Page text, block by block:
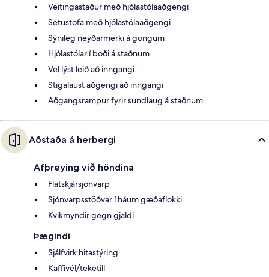
Veitingastaður með hjólastólaaðgengi
Setustofa með hjólastólaaðgengi
Sýnileg neyðarmerki á göngum
Hjólastólar í boði á staðnum
Vel lýst leið að inngangi
Stigalaust aðgengi að inngangi
Aðgangsrampur fyrir sundlaug á staðnum
Aðstaða á herbergi
Afþreying við höndina
Flatskjársjónvarp
Sjónvarpsstöðvar í háum gæðaflokki
Kvikmyndir gegn gjaldi
Þægindi
Sjálfvirk hitastýring
Kaffivél/teketill